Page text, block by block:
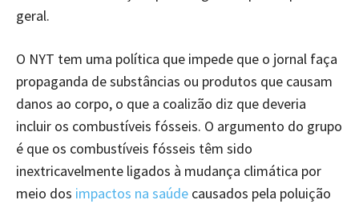
geral.
O NYT tem uma política que impede que o jornal faça
propaganda de substâncias ou produtos que causam
danos ao corpo, o que a coalizão diz que deveria
incluir os combustíveis fósseis. O argumento do grupo
é que os combustíveis fósseis têm sido
inextricavelmente ligados à mudança climática por
meio dos impactos na saúde causados pela poluição